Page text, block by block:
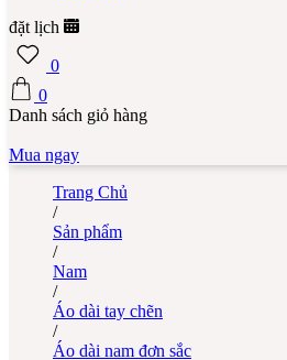
đặt lịch
0
0
Danh sách giỏ hàng
Mua ngay
Trang Chủ
/
Sản phẩm
/
Nam
/
Áo dài tay chẽn
/
Áo dài nam đơn sắc